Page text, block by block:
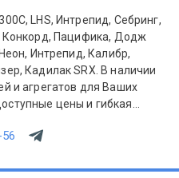
LHS, Интрепид, Себринг,
Конкорд, Пацифика, Додж
Интрепид, Калибр,
Кадилак SRX. В наличии
и агрегатов для Ваших